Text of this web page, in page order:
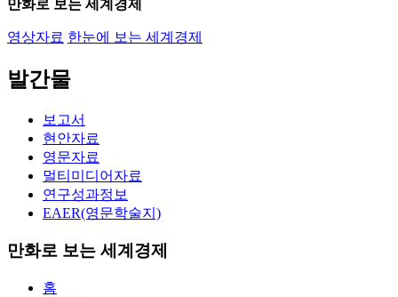
만화로 보는 세계경제
영상자료 한눈에 보는 세계경제
발간물
보고서
현안자료
영문자료
멀티미디어자료
연구성과정보
EAER(영문학술지)
만화로 보는 세계경제
홈